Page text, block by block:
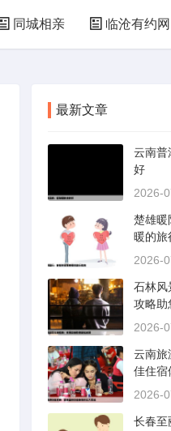
同城相亲 临沧有约网
最新文章
云南普
好
2026-
楚雄暖
暖的旅
2026-
石林风
攻略助
2026-
云南旅
佳住宿
2026-
长春至